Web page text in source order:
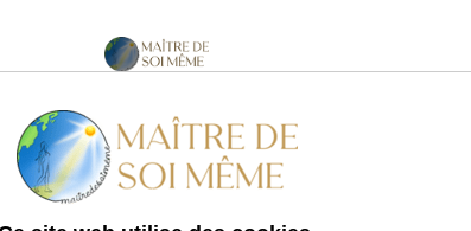
webinaires Livre Abonnement